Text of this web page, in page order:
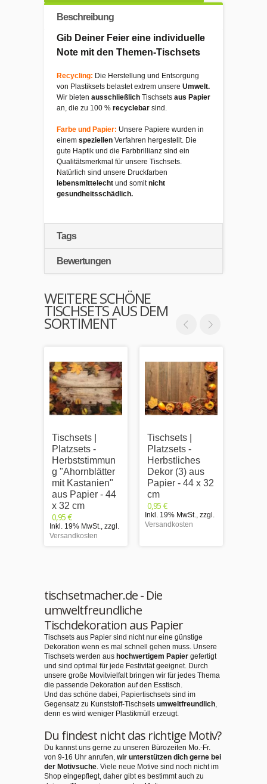
Beschreibung
Gib Deiner Feier eine individuelle
Note mit den Themen-Tischsets
Recycling: Die Herstellung und Entsorgung
von Plastiksets belastet extrem unsere Umwelt.
Wir bieten ausschließlich Tischsets aus Papier
an, die zu 100 % recyclebar sind.
Farbe und Papier: Unsere Papiere wurden in
einem speziellen Verfahren hergestellt. Die
gute Haptik und die Farbbrillianz sind ein
Qualitätsmerkmal für unsere Tischsets.
Natürlich sind unsere Druckfarben
lebensmittelecht und somitnicht
gesundheitsschädlich.
Tags
Bewertungen
WEITERE SCHÖNE
TISCHSETS AUS DEM
SORTIMENT
Tischsets |
Platzsets -
Herbststimmun
g "Ahornblätter
mit Kastanien"
aus Papier - 44
x 32 cm
0,95 €
Inkl. 19% MwSt., zzgl.
Versandkosten
Tischsets |
Platzsets -
Herbstliches
Dekor (3) aus
Papier - 44 x 32
cm
0,95 €
Inkl. 19% MwSt., zzgl.
Versandkosten
tischsetmacher.de - Die
umweltfreundliche
Tischdekoration aus Papier
Tischsets aus Papier sind nicht nur eine günstige
Dekoration wenn es mal schnell gehen muss. Unsere
Tischsets werden aus hochwertigem Papier gefertigt
und sind optimal für jede Festivität geeignet. Durch
unsere große Movitvielfalt bringen wir für jedes Thema
die passende Dekoration auf den Esstisch.
Und das schöne dabei, Papiertischsets sind im
Gegensatz zu Kunststoff-Tischsets umweltfreundlich,
denn es wird weniger Plastikmüll erzeugt.
Du findest nicht das richtige Motiv?
Du kannst uns gerne zu unseren Bürozeiten Mo.-Fr.
von 9-16 Uhr anrufen, wir unterstützen dich gerne bei
der Motivsuche. Viele neue Motive sind noch nicht im
Shop eingepflegt, daher gibt es bestimmt auch zu